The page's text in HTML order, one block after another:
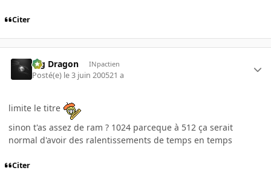
Citer
Big Dragon INpactien
Posté(e) le 3 juin 200521 a
limite le titre
sinon t'as assez de ram ? 1024 parceque à 512 ça serait
normal d'avoir des ralentissements de temps en temps
Citer